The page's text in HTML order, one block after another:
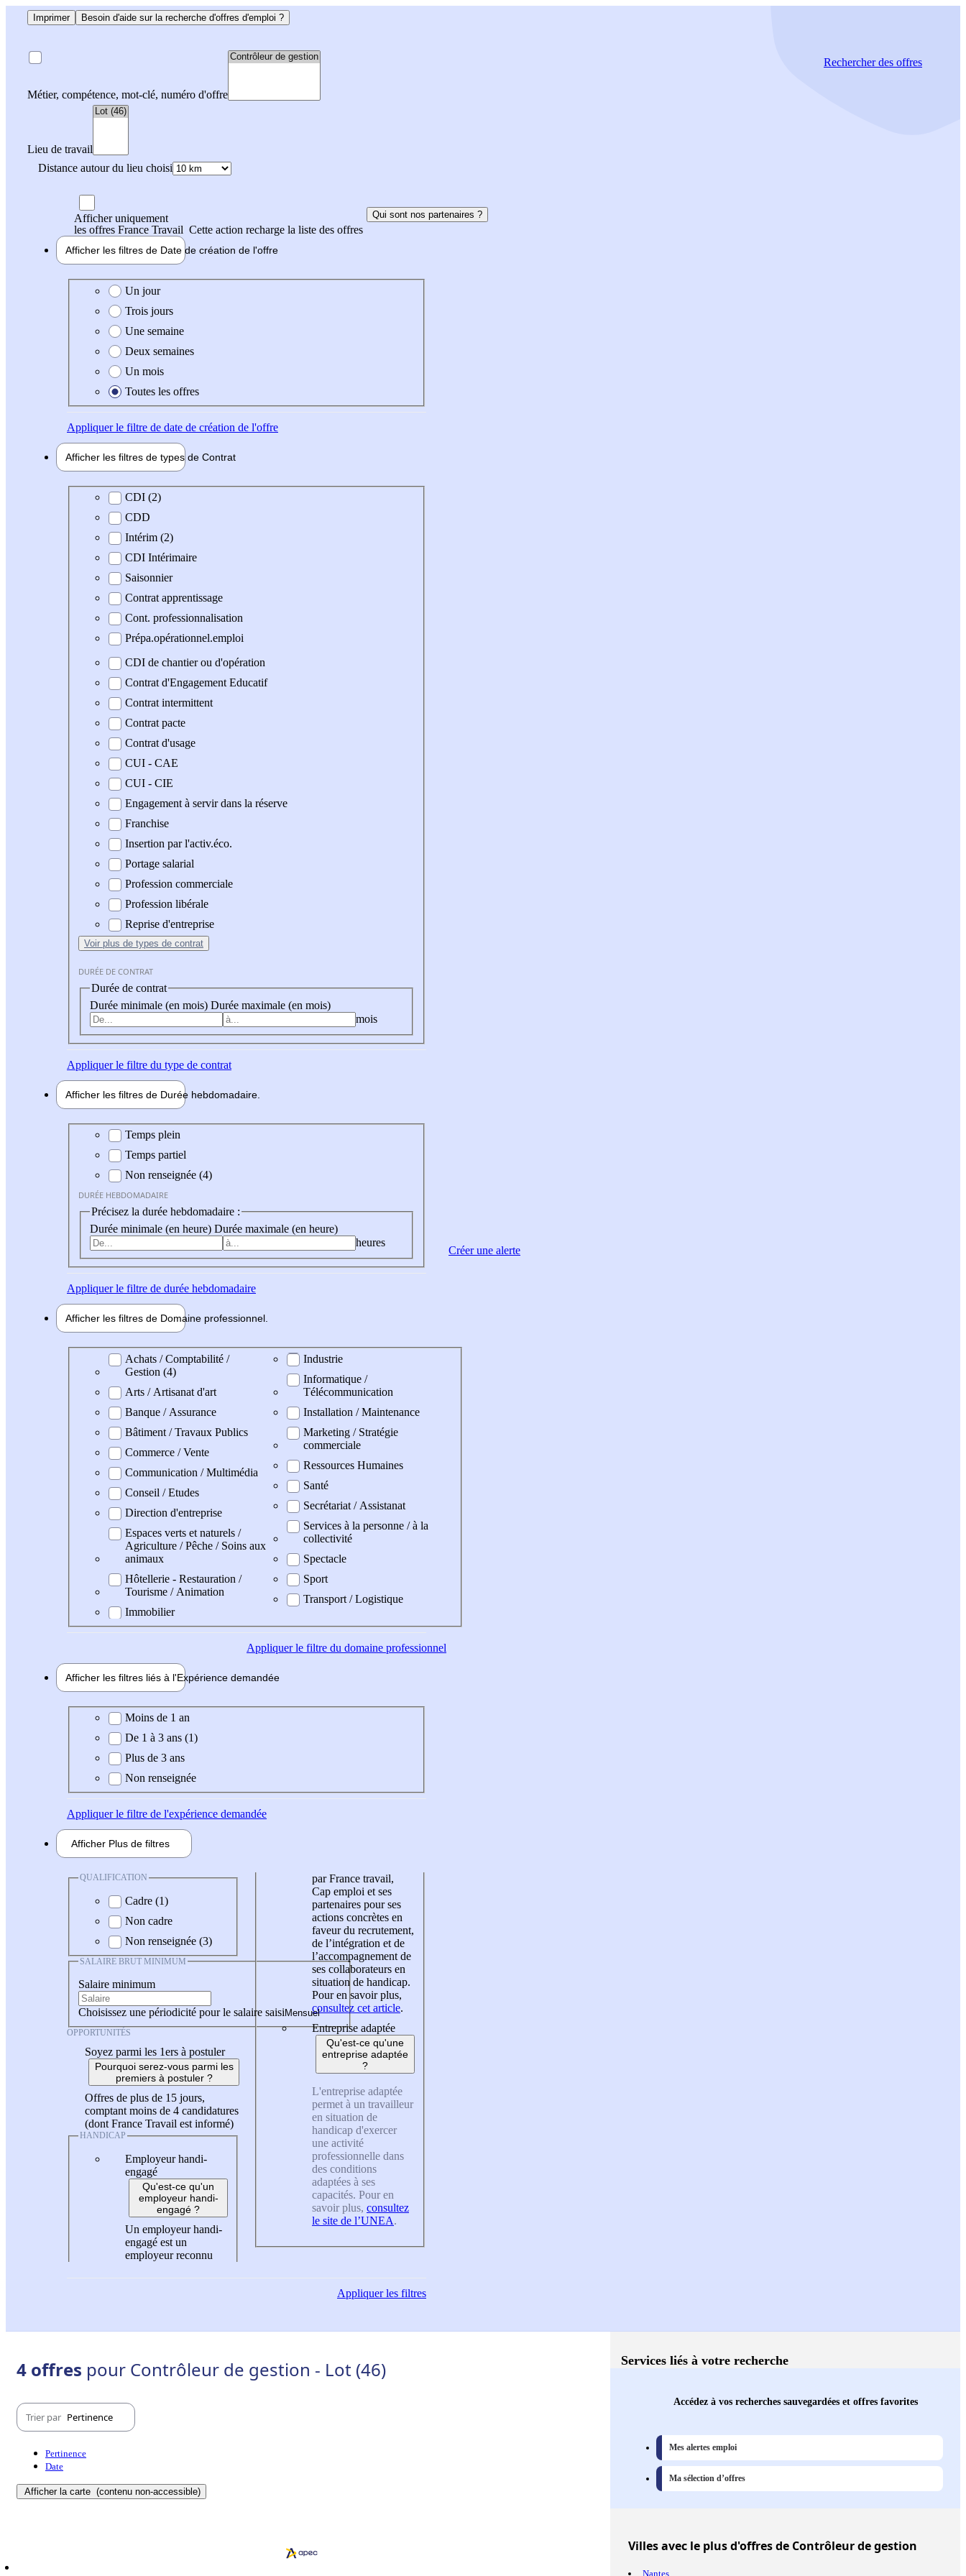
Imprimer Besoin d'aide sur la recherche d'offres d'emploi ?
Métier, compétence, mot-clé, numéro d'offre
Lieu de travail
Distance autour du lieu choisi
Rechercherdes offres
Afficher uniquement
les offres France Travail Cette action recharge la liste des offres
Qui sont nos partenaires ?
Afficher les filtres de Date de création de l'offre
Date de création de l'offre
Un jour
Trois jours
Une semaine
Deux semaines
Un mois
Toutes les offres
Appliquerle filtre de date de création de l'offre
Afficher les filtres de types de Contrat
Type de contrat
CDI (2)
CDD
Intérim (2)
CDI Intérimaire
Saisonnier
Contrat apprentissage
Cont. professionnalisation
Prépa.opérationnel.emploi
CDI de chantier ou d'opération
Contrat d'Engagement Educatif
Contrat intermittent
Contrat pacte
Contrat d'usage
CUI - CAE
CUI - CIE
Engagement à servir dans la réserve
Franchise
Insertion par l'activ.éco.
Portage salarial
Profession commerciale
Profession libérale
Reprise d'entreprise
Voir plus de types de contrat
DURÉE DE CONTRAT
Durée de contrat
Durée minimale (en mois) Durée maximale (en mois)
mois
Appliquerle filtre du type de contrat
Afficher les filtres de Durée hebdomadaire
Durée hebdomadaire
Temps plein
Temps partiel
Non renseignée (4)
DURÉE HEBDOMADAIRE
Précisez la durée hebdomadaire :
Durée minimale (en heure) Durée maximale (en heure)
heures
Appliquerle filtre de durée hebdomadaire
Afficher les filtres de Domaine professionnel
Domaine professionel
Achats / Comptabilité /
Gestion (4)
Arts / Artisanat d'art
Banque / Assurance
Bâtiment / Travaux Publics
Commerce / Vente
Communication / Multimédia
Conseil / Etudes
Direction d'entreprise
Espaces verts et naturels /
Agriculture / Pêche / Soins aux
animaux
Hôtellerie - Restauration /
Tourisme / Animation
Immobilier
Industrie
Informatique /
Télécommunication
Installation / Maintenance
Marketing / Stratégie
commerciale
Ressources Humaines
Santé
Secrétariat / Assistanat
Services à la personne / à la
collectivité
Spectacle
Sport
Transport / Logistique
Appliquerle filtre du domaine professionnel
Afficher les filtres liés à l'Expérience demandée
Expérience demandée
Moins de 1 an
De 1 à 3 ans (1)
Plus de 3 ans
Non renseignée
Appliquerle filtre de l'expérience demandée
Afficher Plus de filtres
QUALIFICATION
Cadre (1)
Non cadre
Non renseignée (3)
SALAIRE BRUT MINIMUM
Salaire minimum
Choisissez une périodicité pour le salaire saisi
OPPORTUNITÉS
Soyez parmi les 1ers à postuler
Pourquoi serez-vous parmi les
premiers à postuler ?
Offres de plus de 15 jours,
comptant moins de 4 candidatures
(dont France Travail est informé)
HANDICAP
Employeur handi-
engagé
Qu'est-ce qu'un
employeur handi-
engagé ?
Un employeur handi-
engagé est un
employeur reconnu
par France travail,
Cap emploi et ses
partenaires pour ses
actions concrètes en
faveur du recrutement,
de l’intégration et de
l’accompagnement de
ses collaborateurs en
situation de handicap.
Pour en savoir plus,
consultez cet article.
Entreprise adaptée
Qu'est-ce qu'une
entreprise adaptée
?
L'entreprise adaptée
permet à un travailleur
en situation de
handicap d'exercer
une activité
professionnelle dans
des conditions
adaptées à ses
capacités. Pour en
savoir plus, consultez
le site de l’UNEA.
Appliquerles filtres
Créer une alerte
4 offres pour Contrôleur de gestion - Lot (46)
Trier par Pertinence
Pertinence
Date
Afficher la carte (contenu non-accessible)
Services liés à votre recherche
Accédez à vos recherches sauvegardées et offres favorites
Mes alertes emploi
Ma sélection d’offres
Villesavec le plus d'offres de Contrôleur de gestion
Nantes